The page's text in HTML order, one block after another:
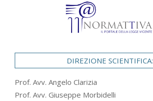
DIREZIONE SCIENTIFICA:
Prof. Avv. Angelo Clarizia
Prof. Avv. Giuseppe Morbidelli